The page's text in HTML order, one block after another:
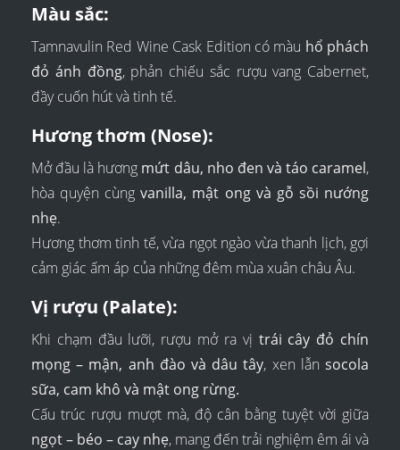
Màu sắc:
Tamnavulin Red Wine Cask Edition có màu hổ phách
đỏ ánh đồng, phản chiếu sắc rượu vang Cabernet,
đầy cuốn hút và tinh tế.
Hương thơm (Nose):
Mở đầu là hương mứt dâu, nho đen và táo caramel,
hòa quyện cùngvanilla, mật ong và gỗ sồi nướng
nhẹ.
Hương thơm tinh tế, vừa ngọt ngào vừa thanh lịch, gợi
cảm giác ấm áp của những đêm mùa xuân châu Âu.
Vị rượu (Palate):
Khi chạm đầu lưỡi, rượu mở ra vị trái cây đỏ chín
mọng – mận, anh đào và dâu tây, xen lẫnsocola
sữa, cam khô và mật ong rừng.
Cấu trúc rượu mượt mà, độ cân bằng tuyệt vời giữa
ngọt – béo – cay nhẹ, mang đến trải nghiệm êm ái và